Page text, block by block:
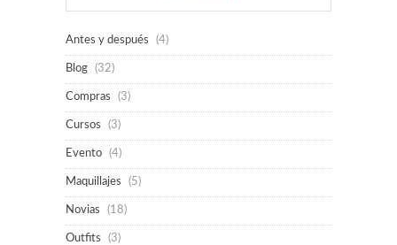
Antes y después (4)
Blog (32)
Compras (3)
Cursos (3)
Evento (4)
Maquillajes (5)
Novias (18)
Outfits (3)